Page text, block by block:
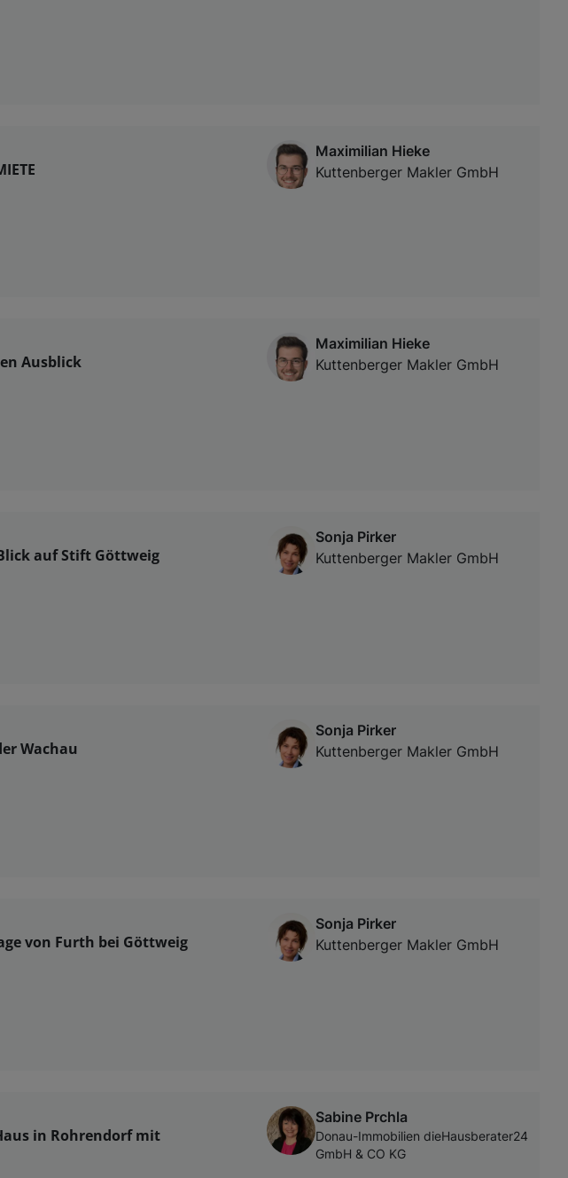
Maximilian Hieke
Kuttenberger Makler GmbH
Ausblick
Maximilian Hieke
Kuttenberger Makler GmbH
auf Stift Göttweig
Sonja Pirker
Kuttenberger Makler GmbH
Wachau
Sonja Pirker
Kuttenberger Makler GmbH
von Furth bei Göttweig
Sonja Pirker
Kuttenberger Makler GmbH
in Rohrendorf mit
Sabine Prchla
Donau-Immobilien dieHausberater24
GmbH & CO KG